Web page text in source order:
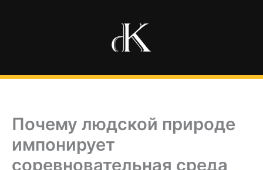
Почему людской природе
импонирует
соревновательная среда